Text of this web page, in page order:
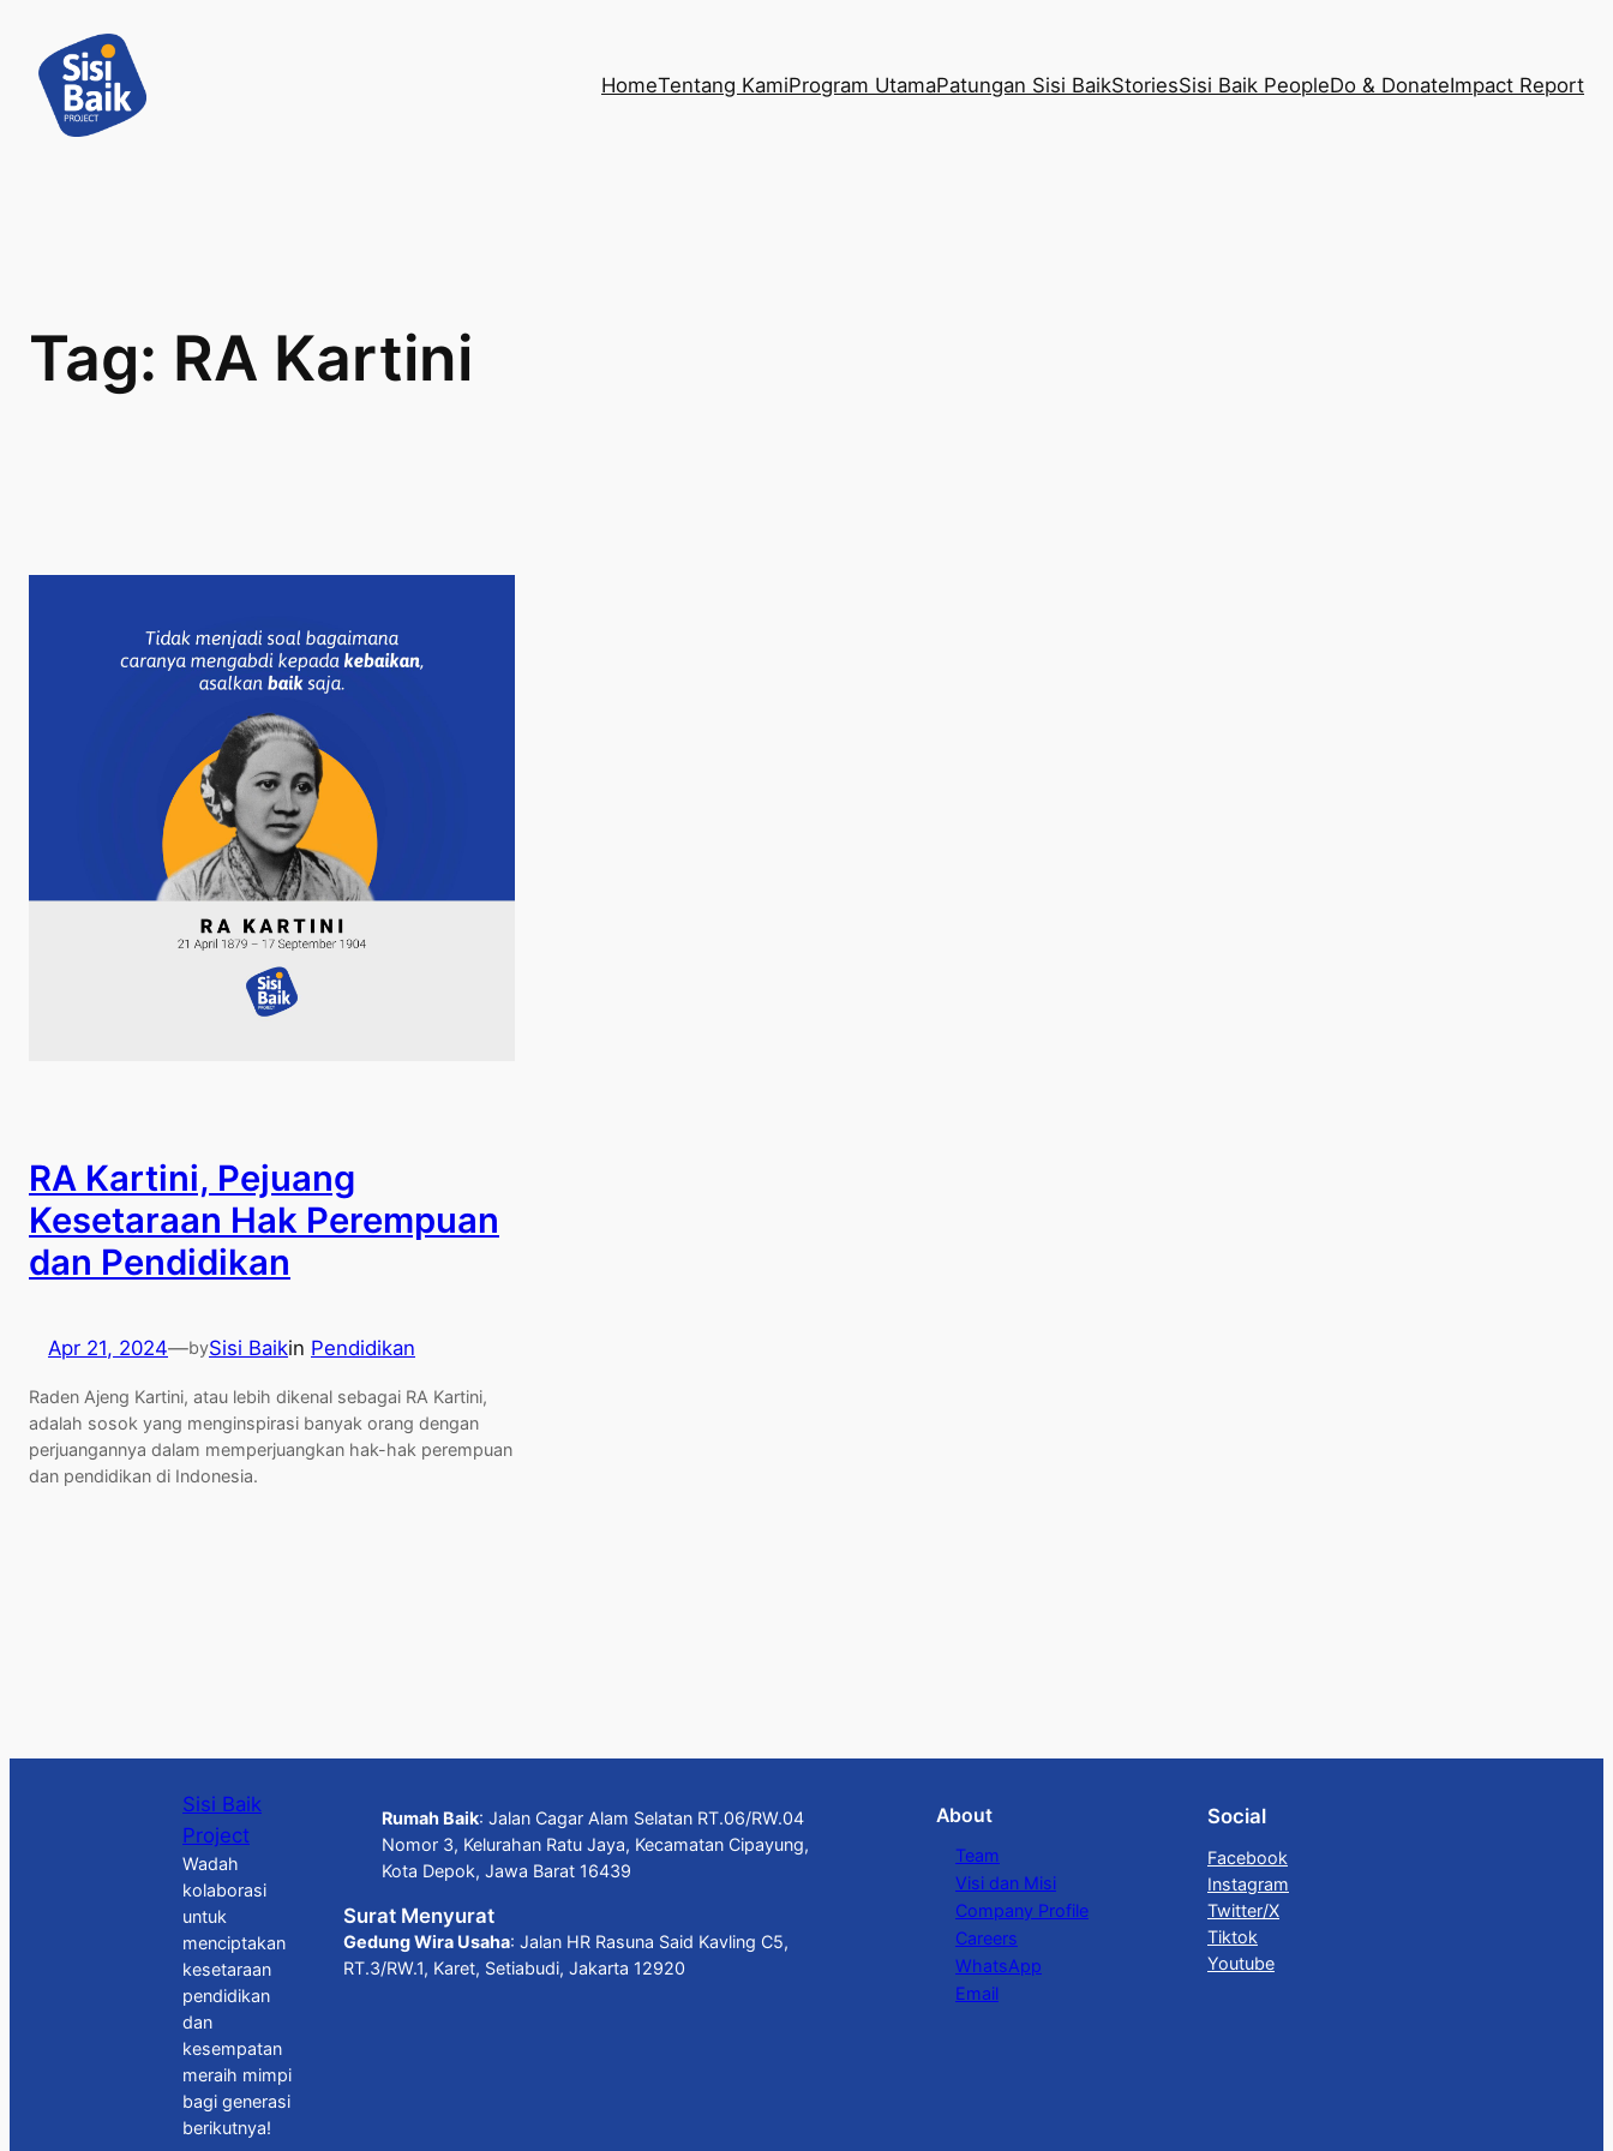
content
HomeTentang KamiProgram UtamaPatungan Sisi BaikStoriesSisi Baik PeopleDo & DonateImpact Report
Tag: RA Kartini
RA Kartini, Pejuang
Kesetaraan Hak Perempuan
dan Pendidikan
Apr 21, 2024—bySisi Baikin Pendidikan
Raden Ajeng Kartini, atau lebih dikenal sebagai RA Kartini,
adalah sosok yang menginspirasi banyak orang dengan
perjuangannya dalam memperjuangkan hak-hak perempuan
dan pendidikan di Indonesia.
Sisi Baik
Project
Wadah
kolaborasi
untuk
menciptakan
kesetaraan
pendidikan
dan
kesempatan
meraih mimpi
bagi generasi
berikutnya!
Rumah Baik: Jalan Cagar Alam Selatan RT.06/RW.04
Nomor 3, Kelurahan Ratu Jaya, Kecamatan Cipayung,
Kota Depok, Jawa Barat 16439
Surat Menyurat
Gedung Wira Usaha: Jalan HR Rasuna Said Kavling C5,
RT.3/RW.1, Karet, Setiabudi, Jakarta 12920
About
Team
Visi dan Misi
Company Profile
Careers
WhatsApp
Email
Social
Facebook
Instagram
Twitter/X
Tiktok
Youtube